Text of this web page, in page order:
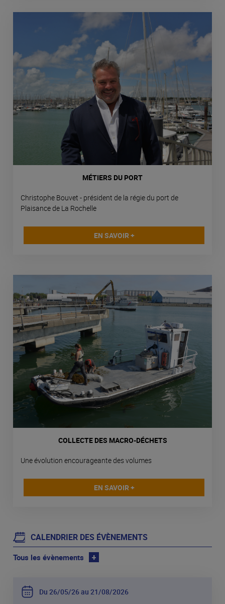
MÉTIERS DU PORT
Christophe Bouvet - président de la régie du port de
Plaisance de La Rochelle
EN SAVOIR +
COLLECTE DES MACRO-DÉCHETS
Une évolution encourageante des volumes
EN SAVOIR +
CALENDRIER DES ÉVÈNEMENTS
Tous les évènements +
Du 26 05 26 au 21 08 2026